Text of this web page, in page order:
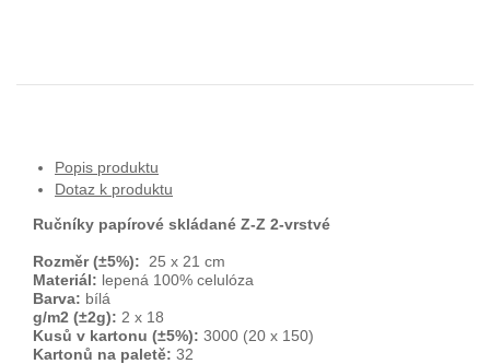
Popis produktu
Dotaz k produktu
Ručníky papírové skládané Z-Z 2-vrstvé
Rozměr (±5%): 25 x 21 cm
Materiál: lepená 100% celulóza
Barva: bílá
g/m2 (±2g): 2 x 18
Kusů v kartonu (±5%): 3000 (20 x 150)
Kartonů na paletě: 32